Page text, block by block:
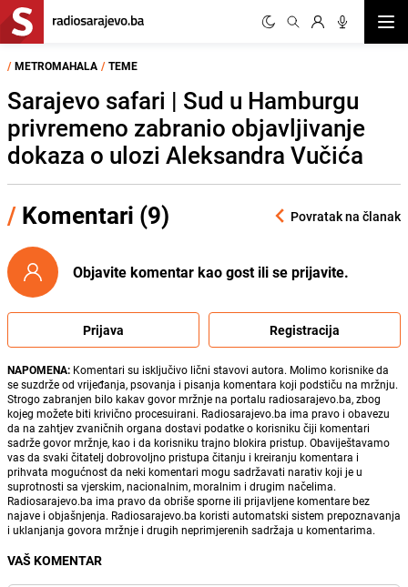
/ METROMAHALA / TEME
Sarajevo safari | Sud u Hamburgu
privremeno zabranio objavljivanje
dokaza o ulozi Aleksandra Vučića
/ Komentari (9) Povratak na članak
Objavite komentar kao gost ili se prijavite.
Prijava Registracija
NAPOMENA: Komentari su isključivo lični stavovi autora. Molimo korisnike da
se suzdrže od vrijeđanja, psovanja i pisanja komentara koji podstiču na mržnju.
Strogo zabranjen bilo kakav govor mržnje na portalu radiosarajevo.ba, zbog
kojeg možete biti krivično procesuirani. Radiosarajevo.ba ima pravo i obavezu
da na zahtjev zvaničnih organa dostavi podatke o korisniku čiji komentari
sadrže govor mržnje, kao i da korisniku trajno blokira pristup. Obaviještavamo
vas da svaki čitatelj dobrovoljno pristupa čitanju i kreiranju komentara i
prihvata mogućnost da neki komentari mogu sadržavati narativ koji je u
suprotnosti sa vjerskim, nacionalnim, moralnim i drugim načelima.
Radiosarajevo.ba ima pravo da obriše sporne ili prijavljene komentare bez
najave i objašnjenja. Radiosarajevo.ba koristi automatski sistem prepoznavanja
i uklanjanja govora mržnje i drugih neprimjerenih sadržaja u komentarima.
VAŠ KOMENTAR